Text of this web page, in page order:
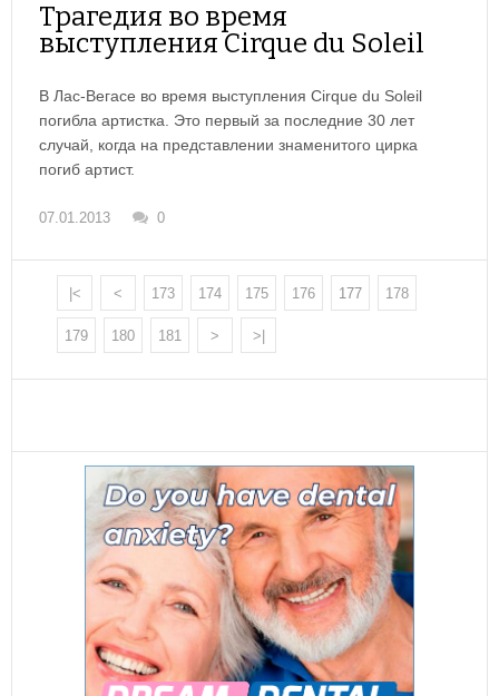
Трагедия во время
выступления Сirque du Soleil
В Лас-Вегасе во время выступления Сirque du Soleil
погибла артистка. Это первый за последние 30 лет
случай, когда на представлении знаменитого цирка
погиб артист.
07.01.2013 0
|< < 173 174 175 176 177 178
179 180 181 > >|